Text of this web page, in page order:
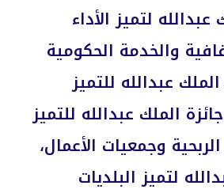
لتميز الأداء
والخدمة الحكومية
عبدالله للتميز
الملك عبدالله للتميز
وجمعيات الأعمال،
لتميز البلديات